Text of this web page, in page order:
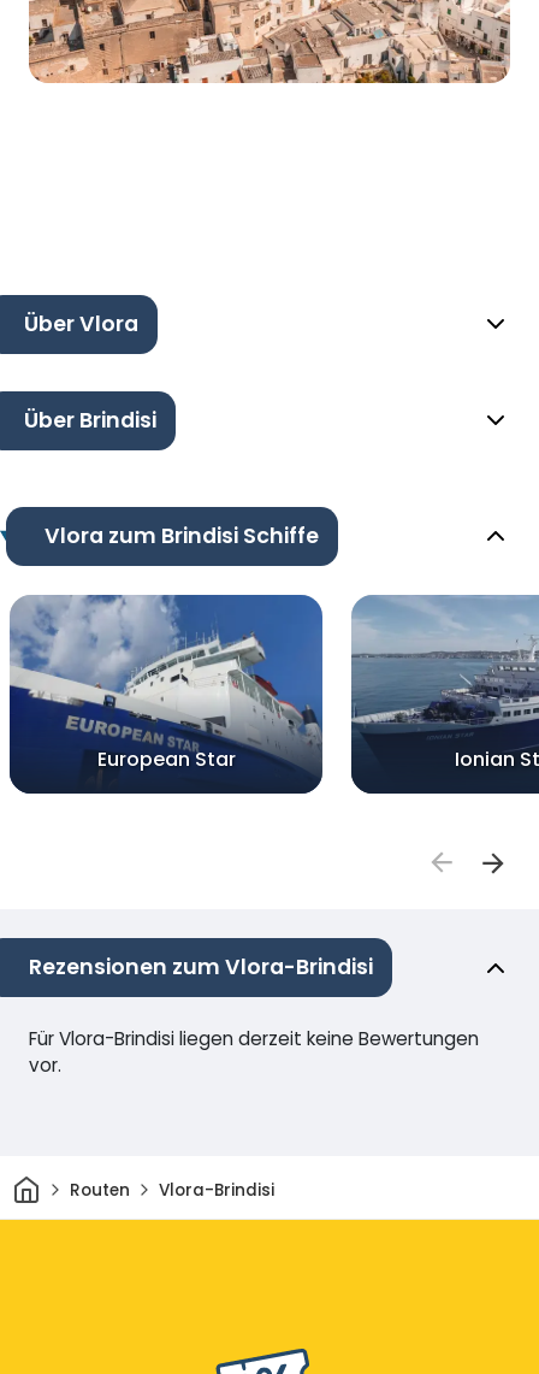
Über Vlora
Über Brindisi
Vlora zum Brindisi Schiffe
European Star Ionian
Rezensionen zum Vlora-Brindisi
Für Vlora-Brindisi liegen derzeit keine Bewertungen
vor.
HeimRouten Vlora-Brindisi